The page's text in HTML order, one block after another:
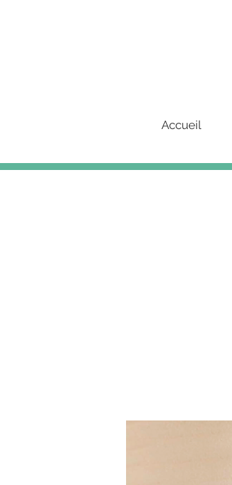
Accueil